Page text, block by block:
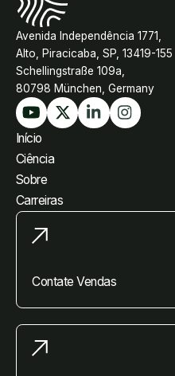
Avenida Independência 1771,
Alto, Piracicaba, SP, 13419-155
Schellingstraße 109a,
80798 München, Germany
Início
Ciência
Sobre
Carreiras
Contate Vendas